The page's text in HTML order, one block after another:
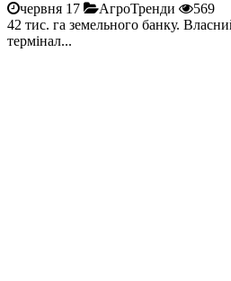
червня 17 АгроТренди
569
42 тис. га земельного банку.
термінал...